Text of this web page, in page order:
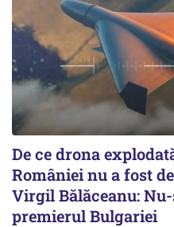
De ce drona
României nu a fost
Virgil Bălăceanu:
premierul Bulgariei